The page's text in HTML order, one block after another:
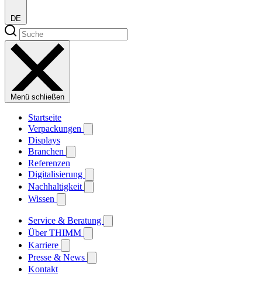
DE
Menü schließen
Startseite
Verpackungen
Displays
Branchen
Referenzen
Digitalisierung
Nachhaltigkeit
Wissen
Service & Beratung
Über THIMM
Karriere
Presse & News
Kontakt